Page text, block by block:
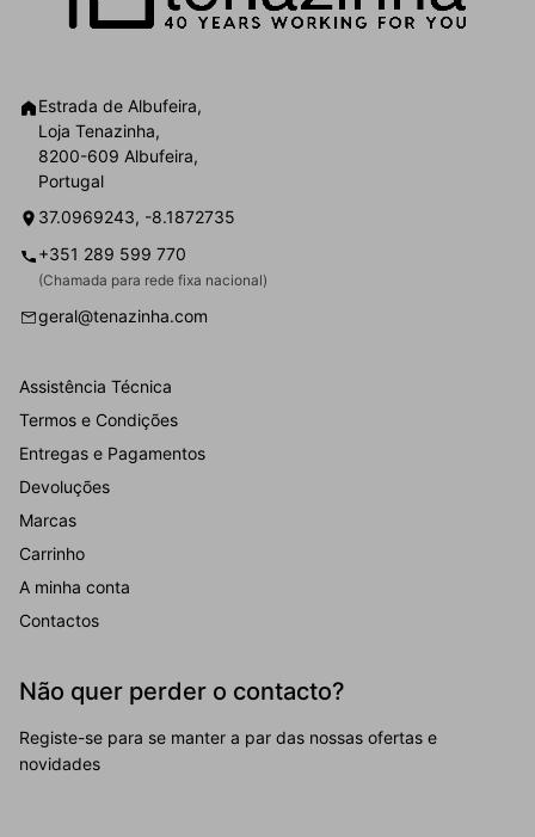
Estrada de Albufeira,
Loja Tenazinha,
8200-609 Albufeira,
Portugal
37.0969243, -8.1872735
+351 289 599 770
(Chamada para rede fixa nacional)
geral@tenazinha.com
Assistência Técnica
Termos e Condições
Entregas e Pagamentos
Devoluções
Marcas
Carrinho
A minha conta
Contactos
Não quer perder o contacto?
Registe-se para se manter a par das nossas ofertas e
novidades